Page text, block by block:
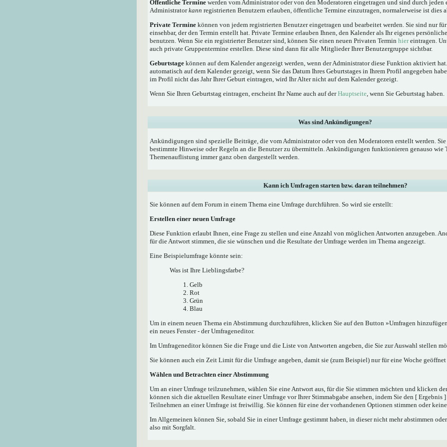
Öffentliche Termine werden vom Administrator oder von den Moderatoren eingetragen und sind durch jeden
Administratorkann registrierten Benutzern erlauben, öffentliche Termine einzutragen, normalerweise ist dies
Private Termine können von jedem registrierten Benutzer eingetragen und bearbeitet werden. Sie sind nur
einsehbar, der den Termin erstellt hat. Private Termine erlauben Ihnen, den Kalender als Ihr eigenes
benutzen. Wenn Sie ein registrierter Benutzer sind, können Sie einen neuen Privaten Termin hiereintragen.
auch private Gruppentermine erstellen. Diese sind dann für alle Mitglieder Ihrer Benutzergruppe sichtbar.
Geburtstage können auf dem Kalender angezeigt werden, wenn der Administrator diese Funktion aktiviert
automatisch auf dem Kalender gezeigt, wenn Sie das Datum Ihres Geburtstages in Ihrem Profil angegeben
im Profil nicht das Jahr Ihrer Geburt eintragen, wird Ihr Alter nicht auf dem Kalender gezeigt.
Wenn Sie Ihren Geburtstag eintragen, erscheint Ihr Name auch auf derHauptseite, wenn Sie Geburtstag haben.
Was sind Ankündigungen?
Ankündigungen sind spezielle Beiträge, die vom Administrator oder von den Moderatoren erstellt werden.
bestimmte Hinweise oder Regeln an die Benutzer zu übermitteln. Ankündigungen funktionieren genauso wie
Themenauflistung immer ganz oben dargestellt werden.
Kann ich Umfragen starten bzw. daran teilnehmen?
Sie können auf dem Forum in einem Thema eine Umfrage durchführen. So wird sie erstellt:
Erstellen einer neuen Umfrage
Diese Funktion erlaubt Ihnen, eine Frage zu stellen und eine Anzahl von möglichen Antworten anzugeben.
für die Antwort stimmen, die sie wünschen und die Resultate der Umfrage werden im Thema angezeigt.
Eine Beispielumfrage könnte sein:
Was ist Ihre Lieblingsfarbe?
Gelb
Rot
Grün
Blau
Um in einem neuen Thema ein Abstimmung durchzuführen, klicken Sie auf den Button »Umfragen
ein neues Fenster - der Umfrageneditor.
Im Umfrageneditor können Sie die Frage und die Liste von Antworten angeben, die Sie zur Auswahl stellen
Sie können auch ein Zeit Limit für die Umfrage angeben, damit sie (zum Beispiel) nur für eine Woche
Wählen und Betrachten einer Abstimmung
Um an einer Umfrage teilzunehmen, wählen Sie eine Antwort aus, für die Sie stimmen möchten und klicken
können sich die aktuellen Resultate einer Umfrage vor Ihrer Stimmabgabe ansehen, indem Sie den [ Ergebnis
Teilnehmen an einer Umfrage ist freiwillig. Sie können für eine der vorhandenen Optionen stimmen oder
Im Allgemeinen können Sie, sobald Sie in einer Umfrage gestimmt haben, in dieser nicht mehr abstimmen
also mit Sorgfalt.